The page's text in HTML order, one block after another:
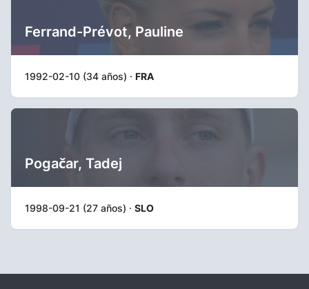
Ferrand-Prévot, Pauline
1992-02-10 (34 años) · FRA
Pogačar, Tadej
1998-09-21 (27 años) · SLO